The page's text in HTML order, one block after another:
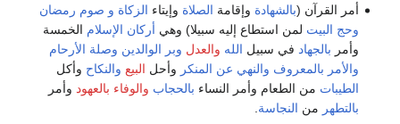
أمر القرآن (بالشهادة وإقامة الصلاة وإيتاء الزكاة و صوم رمضان
وحج البيت لمن استطاع إليه سبيلا) وهي أركان الإسلام الخمسة
وأمر بالجهاد في سبيل الله والعدل وبر الوالدين وصلة الأرحام
والأمر بالمعروف والنهي عن المنكر وأحل البيع والنكاح وأكل
الطيبات من الطعام وأمر النساء بالحجاب والوفاء بالعهود وأمر
بالتطهر من النجاسة